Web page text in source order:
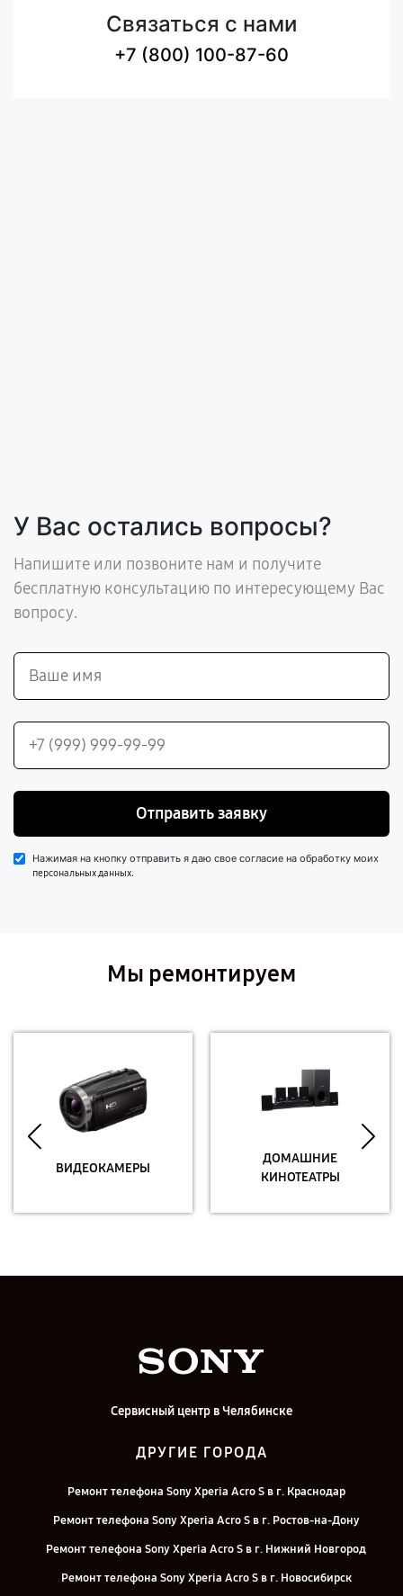
Связаться с нами
+7 (800) 100-87-60
У Вас остались вопросы?
Напишите или позвоните нам и получите
бесплатную консультацию по интересующему Вас
вопросу.
Отправить заявку
Нажимая на кнопку отправить я даю свое согласие на обработку моих
персональных данных.
Мы ремонтируем
ВИДЕОКАМЕРЫ
ДОМАШНИЕ
КИНОТЕАТРЫ
Сервисный центр в Челябинске
ДРУГИЕ ГОРОДА
Ремонт телефона Sony Xperia Acro S в г. Краснодар
Ремонт телефона Sony Xperia Acro S в г. Ростов-на-Дону
Ремонт телефона Sony Xperia Acro S в г. Нижний Новгород
Ремонт телефона Sony Xperia Acro S в г. Новосибирск